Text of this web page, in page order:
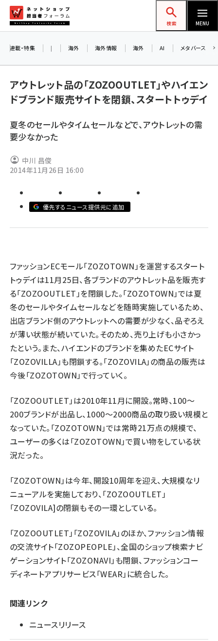
ン
ネットショップ担当者フォーラム
検索 MENU
yahoo (1908)
ecbeing (1211)
base (1084)
連載・特集 | 海外 海外情報 海外 AI メタバース
アウトレット品の「ZOZOOUTLET」やハイエン
ドブランド販売サイトを閉鎖、スタートトゥデイ
夏冬のセールやタイムセールなどで、アウトレットの需
要少なかった
中川 昌俊
2014年11月26日 16:00
優先するニュース提供元に追加
ファッションECモール「ZOZOTOWN」を運営するスタート
トゥデイは11月25日、各ブランドのアウトレット品を販売す
る「ZOZOOUTLET」を閉鎖した。「ZOZOTOWN」では夏
冬のセールやタイムセールなどを随時実施しているため、
出店ブランド側のアウトレットへの需要が少なく、品ぞろえ
が薄い状態が続いていた。そのため、売り上げも小さかっ
たという。また、ハイエンドのブランドを集めたECサイト
「ZOZOVILLA」も閉鎖する。「ZOZOVILA」の商品の販売は
今後「ZOZOTOWN」で行っていく。
「ZOZOOUTLET」は2010年11月に開設。常時、100～
200ブランドが出品し、1000～2000商品の取り扱い規模と
なっていた。「ZOZOTOWN」では常時21万点の規模で、
ユーザーの多くは「ZOZOTOWN」で買い物をしている状
況だった。
「ZOZOTOWN」は今年、開設10周年を迎え、大規模なリ
ニューアルを実施しており、「ZOZOOUTLET」
「ZOZOVILA]の閉鎖もその一環としている。
「ZOZOOUTLET」「ZOZOVILA」のほか、ファッション情報
の交流サイト「ZOZOPEOPLE」、全国のショップ検索ナビ
ゲーションサイト「ZOZONAVI」も閉鎖、ファッションコー
ディネートアプリサービス「WEAR」に統合した。
関連リンク
ニュースリリース
お知らせ
AIが
8/26（
参加